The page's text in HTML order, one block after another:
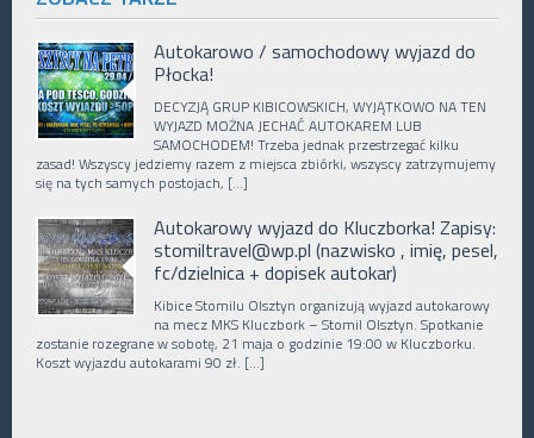
Autokarowo / samochodowy wyjazd do
Płocka!
DECYZJĄ GRUP KIBICOWSKICH, WYJĄTKOWO NA TEN
WYJAZD MOŻNA JECHAĆ AUTOKAREM LUB
SAMOCHODEM! Trzeba jednak przestrzegać kilku
zasad! Wszyscy jedziemy razem z miejsca zbiórki, wszyscy zatrzymujemy
się na tych samych postojach, […]
Autokarowy wyjazd do Kluczborka! Zapisy:
stomiltravel@wp.pl (nazwisko , imię, pesel,
fc/dzielnica + dopisek autokar)
Kibice Stomilu Olsztyn organizują wyjazd autokarowy
na mecz MKS Kluczbork – Stomil Olsztyn. Spotkanie
zostanie rozegrane w sobotę, 21 maja o godzinie 19:00 w Kluczborku.
Koszt wyjazdu autokarami 90 zł. […]